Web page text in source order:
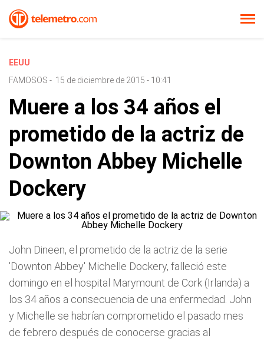
EEUU
FAMOSOS - 15 de diciembre de 2015 - 10:41
Muere a los 34 años el
prometido de la actriz de
Downton Abbey Michelle
Dockery
John Dineen, el prometido de la actriz de la serie
'Downton Abbey' Michelle Dockery, falleció este
domingo en el hospital Marymount de Cork (Irlanda) a
los 34 años a consecuencia de una enfermedad. John
y Michelle se habrían comprometido el pasado mes
de febrero después de conocerse gracias al